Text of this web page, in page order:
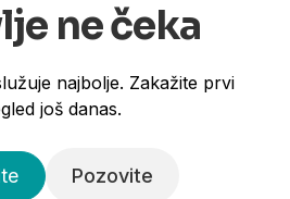
ne čeka
najbolje. Zakažite prvi
još danas.
Pozovite